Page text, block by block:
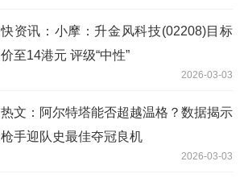
快资讯：小摩：升金风科技(02208)目标
价至14港元 评级“中性”
2026-03-03
热文：阿尔特塔能否超越温格？数据揭示
枪手迎队史最佳夺冠良机
2026-03-03